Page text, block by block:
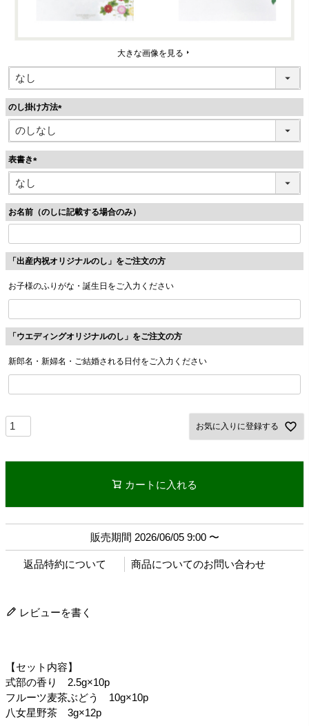
大きな画像を見る
のし掛け方法
(
表書き
(
必
お名前（のしに記載する場合のみ）
「出産内祝オリジナルのし」をご注文の方
お子様のふりがな・誕生日をご入力ください
「ウエディングオリジナルのし」をご注文の方
新郎名・新婦名・ご結婚される日付をご入力ください
お気に入りに登録する
カートに入れる
販売期間 2026/06/05 9:00 〜
返品特約について 商品についてのお問い合わせ
レビューを書く
【セット内容】
式部の香り 2.5g×10p
フルーツ麦茶ぶどう 10g×10p
八女星野茶 3g×12p